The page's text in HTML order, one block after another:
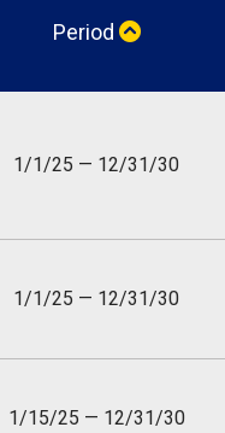
Period
1/1/25 — 12/31/30
1/1/25 — 12/31/30
1/15/25 — 12/31/30